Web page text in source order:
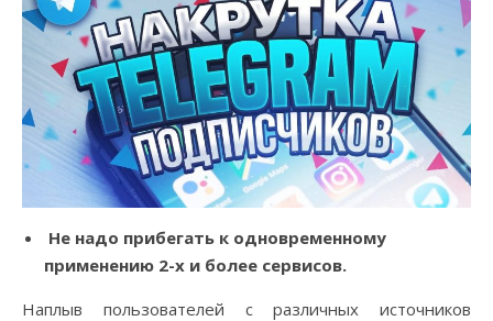
Не надо прибегать к одновременному
применению 2-х и более сервисов.
Наплыв пользователей с различных источников